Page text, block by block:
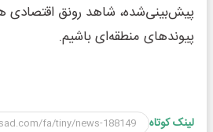
پیش‌بینی‌شده، شاهد رونق اقتصادی
پیوندهای منطقه‌ای باشیم.
لینک کوتاه